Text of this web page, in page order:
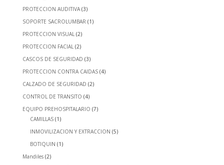
PROTECCION AUDITIVA (3)
SOPORTE SACROLUMBAR (1)
PROTECCION VISUAL (2)
PROTECCION FACIAL (2)
CASCOS DE SEGURIDAD (3)
PROTECCION CONTRA CAIDAS (4)
CALZADO DE SEGURIDAD (2)
CONTROL DE TRANSITO (4)
EQUIPO PREHOSPITALARIO (7)
CAMILLAS (1)
INMOVILIZACION Y EXTRACCION (5)
BOTIQUIN (1)
Mandiles (2)